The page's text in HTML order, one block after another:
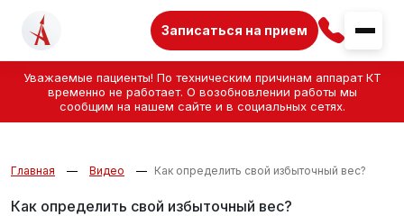
Уважаемые пациенты! По техническим причинам аппарат КТ
временно не работает. О возобновлении работы мы
сообщим на нашем сайте и в социальных сетях.
Записаться на прием
Главная Видео Как определить свой избыточный вес?
Как определить свой избыточный вес?